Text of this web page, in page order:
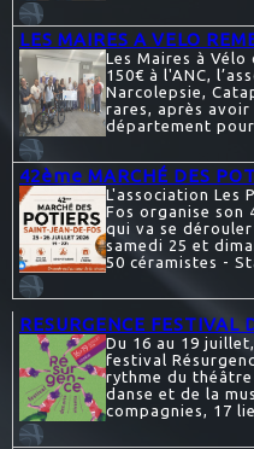
LES MAIRES A VELO
Les Maires à Vélo
150€ à l'ANC,
Narcolepsie,
rares, après
département
42ème MARCHÉ DES
L'association Les
Fos organise son
qui va se
samedi 25 et
50 céramistes -
RESURGENCE FESTIVAL
Du 16 au 19
festival
rythme du
danse et de la
compagnies, 17